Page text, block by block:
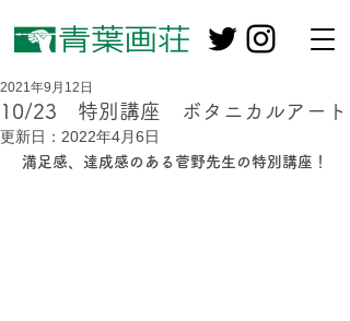
10/23 特別講座 ボタニカルアート
2021年9月12日
更新日： 2022年4月6日
満足感、達成感のある菅野先生の特別講座！